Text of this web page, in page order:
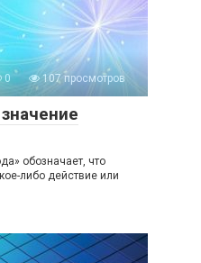
0 107 просмотров
обозначает, что
либо действие или